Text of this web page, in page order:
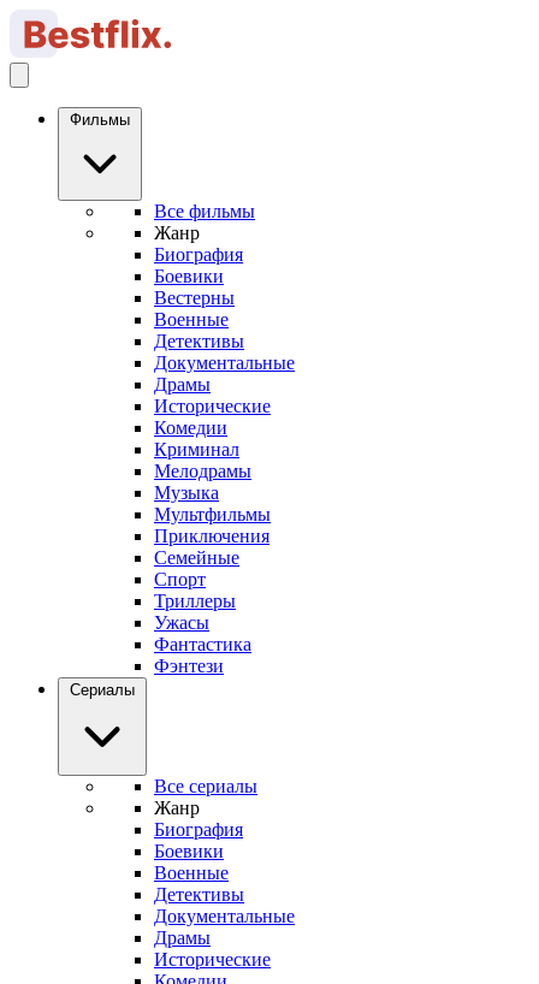
Фильмы
Все фильмы
Жанр
Биография
Боевики
Вестерны
Военные
Детективы
Документальные
Драмы
Исторические
Комедии
Криминал
Мелодрамы
Музыка
Мультфильмы
Приключения
Семейные
Спорт
Триллеры
Ужасы
Фантастика
Фэнтези
Сериалы
Все сериалы
Жанр
Биография
Боевики
Военные
Детективы
Документальные
Драмы
Исторические